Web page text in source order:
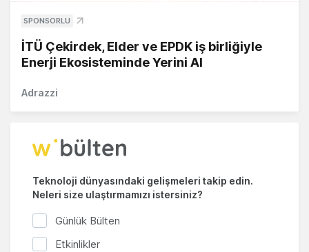
SPONSORLU
İTÜ Çekirdek, Elder ve EPDK iş birliğiyle
Enerji Ekosisteminde Yerini Al
Adrazzi
Teknoloji dünyasındaki gelişmeleri takip edin.
Neleri size ulaştırmamızı istersiniz?
Günlük Bülten
Etkinlikler